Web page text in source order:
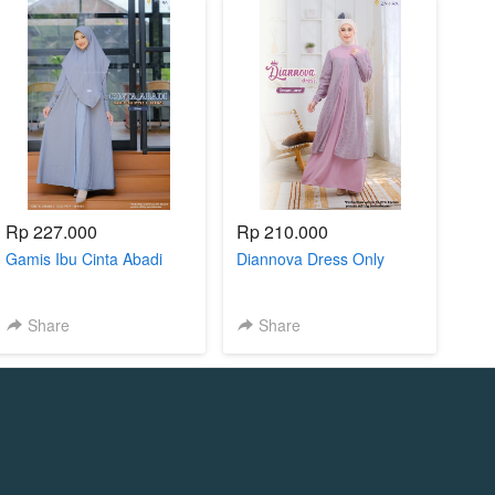
Rp 227.000
Gamis Ibu Cinta Abadi
Share
Rp 210.000
Diannova Dress Only
Share